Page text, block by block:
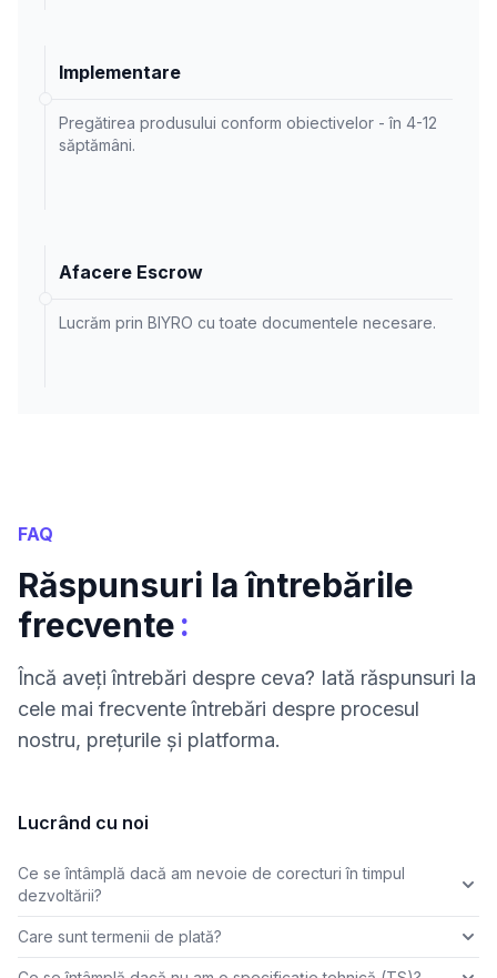
Implementare
Pregătirea produsului conform obiectivelor - în 4-12
săptămâni.
Afacere Escrow
Lucrăm prin BIYRO cu toate documentele necesare.
FAQ
Răspunsuri la întrebările
frecvente:
Încă aveți întrebări despre ceva? Iată răspunsuri la
cele mai frecvente întrebări despre procesul
nostru, prețurile și platforma.
Lucrând cu noi
Ce se întâmplă dacă am nevoie de corecturi în timpul
dezvoltării?
Care sunt termenii de plată?